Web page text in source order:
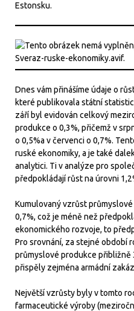
Estonsku.
Dnes vám přinášíme údaje o
které publikovala státní
září byl evidován celkový
produkce o 0,3%, přičemž v
o 0,5%a v červenci o 0,7%.
ruské ekonomiky, a je také
analytici. Ti v analýze pro
předpokládají růst na úrovni
Kumulovaný vzrůst
0,7%, což je méně než
ekonomického rozvoje, to
Pro srovnání, za stejné období
průmyslové produkce přibližně
přispěly zejména armádní
Největší vzrůsty byly v tomto
farmaceutické výroby